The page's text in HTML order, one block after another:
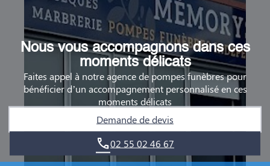
Nous vous accompagnons dans ces
moments délicats
Faites appel à notre agence de pompes funèbres pour
bénéficier d’un accompagnement personnalisé en ces
moments délicats
Demande de devis
02 55 02 46 67